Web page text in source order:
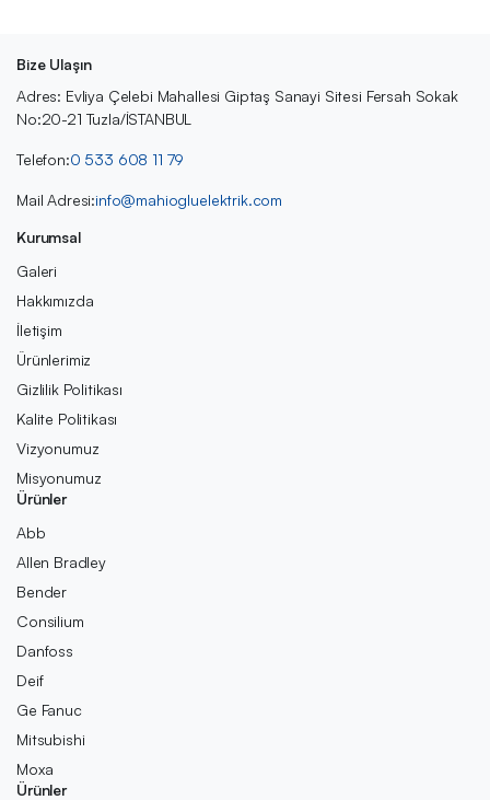
Bize Ulaşın
Adres: Evliya Çelebi Mahallesi Giptaş Sanayi Sitesi Fersah Sokak
No:20-21 Tuzla/İSTANBUL
Telefon:0 533 608 11 79
Mail Adresi:info@mahiogluelektrik.com
Kurumsal
Galeri
Hakkımızda
İletişim
Ürünlerimiz
Gizlilik Politikası
Kalite Politikası
Vizyonumuz
Misyonumuz
Ürünler
Abb
Allen Bradley
Bender
Consilium
Danfoss
Deif
Ge Fanuc
Mitsubishi
Moxa
Ürünler